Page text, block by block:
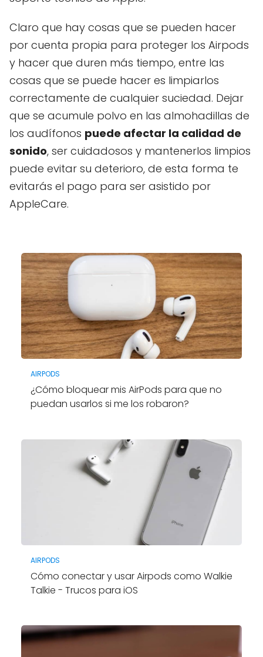
Claro que hay cosas que se pueden hacer
por cuenta propia para proteger los Airpods
y hacer que duren más tiempo, entre las
cosas que se puede hacer es limpiarlos
correctamente de cualquier suciedad. Dejar
que se acumule polvo en las almohadillas de
los audífonos puede afectar la calidad de
sonido, ser cuidadosos y mantenerlos limpios
puede evitar su deterioro, de esta forma te
evitarás el pago para ser asistido por
AppleCare.
AIRPODS
¿Cómo bloquear mis AirPods para que no
puedan usarlos si me los robaron?
AIRPODS
Cómo conectar y usar Airpods como Walkie
Talkie - Trucos para iOS